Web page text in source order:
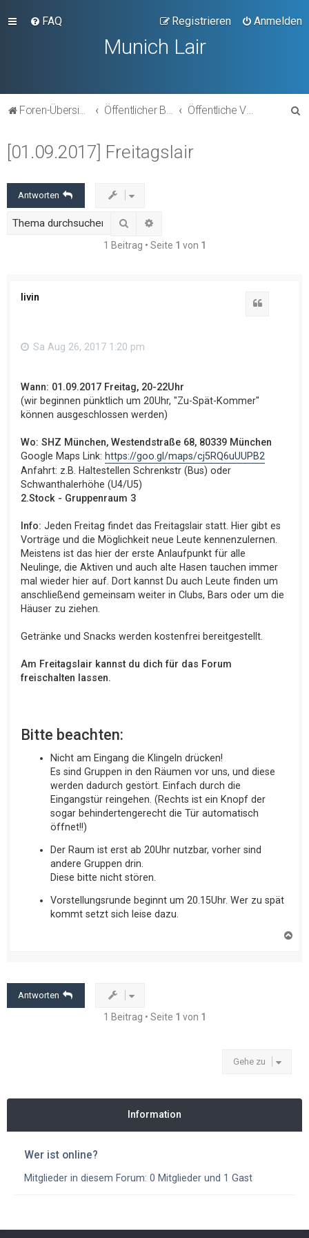
FAQ Anmelden
Registrieren
Munich Lair
Foren-Übersicht Öffentlicher Bereich Öffentliche Veranstaltungen
[01.09.2017] Freitagslair
Antworten
Suche
1 Beitrag • Seite 1 von 1
livin
Sa Aug 26, 2017 1:20 pm
Wann: 01.09.2017 Freitag, 20-22Uhr
(wir beginnen pünktlich um 20Uhr, "Zu-Spät-Kommer"
können ausgeschlossen werden)
Wo: SHZ München, Westendstraße 68, 80339 München
Google Maps Link: https://goo.gl/maps/cj5RQ6uUUPB2
Anfahrt: z.B. Haltestellen Schrenkstr (Bus) oder
Schwanthalerhöhe (U4/U5)
2.Stock - Gruppenraum 3
Info: Jeden Freitag findet das Freitagslair statt. Hier gibt es
Vorträge und die Möglichkeit neue Leute kennenzulernen.
Meistens ist das hier der erste Anlaufpunkt für alle
Neulinge, die Aktiven und auch alte Hasen tauchen immer
mal wieder hier auf. Dort kannst Du auch Leute finden um
anschließend gemeinsam weiter in Clubs, Bars oder um die
Häuser zu ziehen.
Getränke und Snacks werden kostenfrei bereitgestellt.
Am Freitagslair kannst du dich für das Forum
freischalten lassen.
Bitte beachten:
Nicht am Eingang die Klingeln drücken!
Es sind Gruppen in den Räumen vor uns, und diese
werden dadurch gestört. Einfach durch die
Eingangstür reingehen. (Rechts ist ein Knopf der
sogar behindertengerecht die Tür automatisch
öffnet!!)
Der Raum ist erst ab 20Uhr nutzbar, vorher sind
andere Gruppen drin.
Diese bitte nicht stören.
Vorstellungsrunde beginnt um 20.15Uhr. Wer zu spät
kommt setzt sich leise dazu.
Antworten
1 Beitrag • Seite 1 von 1
Gehe zu
Information
Wer ist online?
Mitglieder in diesem Forum: 0 Mitglieder und 1 Gast